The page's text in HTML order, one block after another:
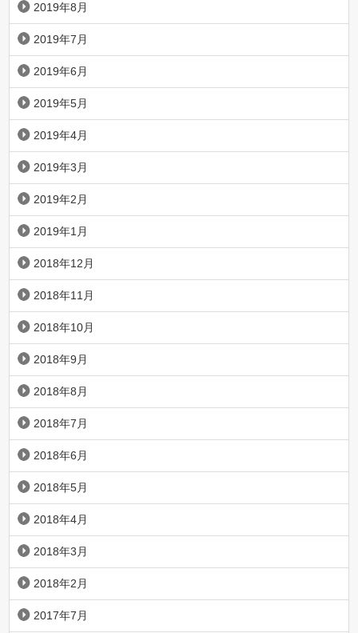
2019年8月
2019年7月
2019年6月
2019年5月
2019年4月
2019年3月
2019年2月
2019年1月
2018年12月
2018年11月
2018年10月
2018年9月
2018年8月
2018年7月
2018年6月
2018年5月
2018年4月
2018年3月
2018年2月
2017年7月